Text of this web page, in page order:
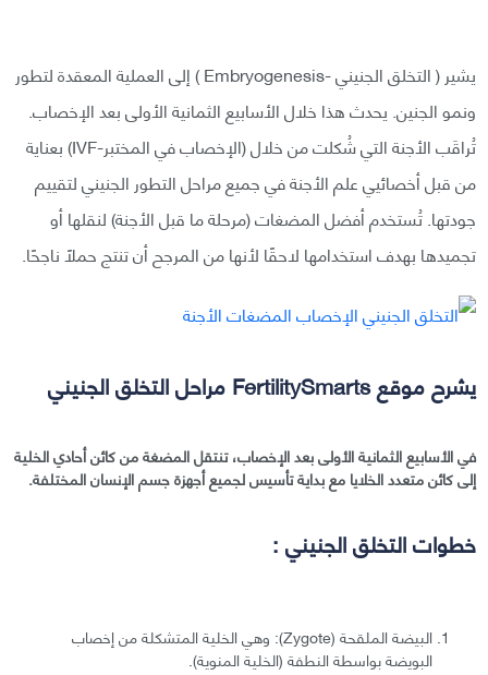
يشير ( التخلق الجنيني -Embryogenesis ) إلى العملية المعقدة لتطور
ونمو الجنين. يحدث هذا خلال الأسابيع الثمانية الأولى بعد الإخصاب.
تُراقَب الأجنة التي شُكلت من خلال (الإخصاب في المختبر-IVF) بعناية
من قبل أخصائيي علم الأجنة في جميع مراحل التطور الجنيني لتقييم
جودتها. تُستخدم أفضل المضغات (مرحلة ما قبل الأجنة) لنقلها أو
تجميدها بهدف استخدامها لاحقًا لأنها من المرجح أن تنتج حملًا ناجحًا.
يشرح موقع FertilitySmarts مراحل التخلق الجنيني
في الأسابيع الثمانية الأولى بعد الإخصاب، تنتقل المضغة من كائن أحادي الخلية
إلى كائن متعدد الخلايا مع بداية تأسيس لجميع أجهزة جسم الإنسان المختلفة.
خطوات التخلق الجنيني :
البيضة الملقحة (Zygote): وهي الخلية المتشكلة من إخصاب
البويضة بواسطة النطفة (الخلية المنوية).